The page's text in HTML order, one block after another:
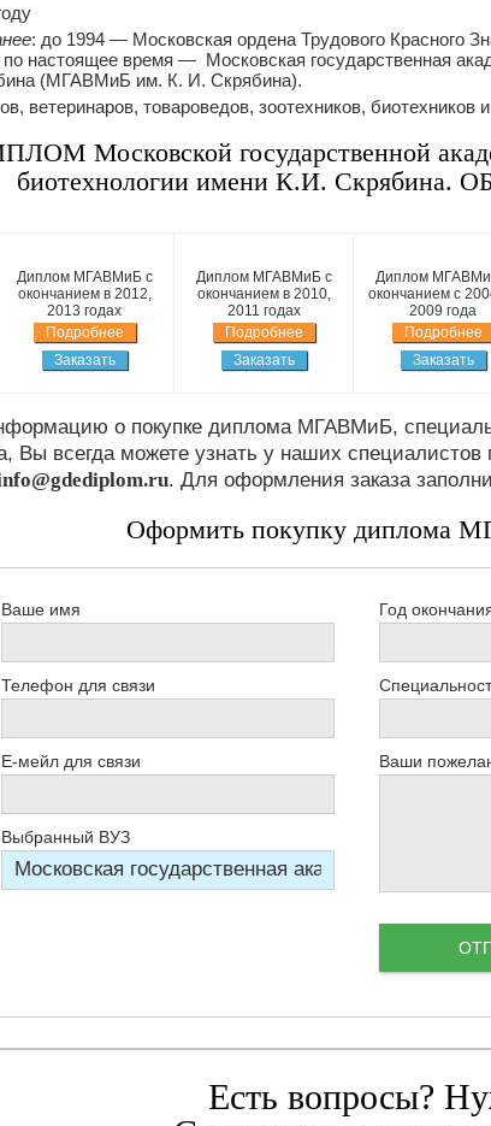
: до 1994 — Московская ордена Трудового Красного
настоящее время — Московская государственная
(МГАВМиБ им. К. И. Скрябина).
ветеринаров, товароведов, зоотехников, биотехников
Московской государственной
биотехнологии имени К.И.
Диплом МГАВМиБ с
окончанием в 2012,
2013 годах
Подробнее
Заказать
Диплом МГАВМиБ с
окончанием в 2010,
2011 годах
Подробнее
Заказать
Диплом
окончанием с
2009 года
Подробнее
Заказать
о покупке диплома МГАВМиБ,
Вы всегда можете узнать у наших специалистов
. Для оформления заказа
Оформить покупку диплома
Ваше имя
Телефон для связи
Е-мейл для связи
Выбранный ВУЗ
Год
Ваши
Есть вопросы?